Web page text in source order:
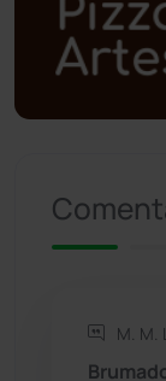
Política
Rio de
Rio do
M. M.